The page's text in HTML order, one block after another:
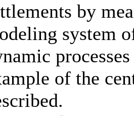
by
system
of the